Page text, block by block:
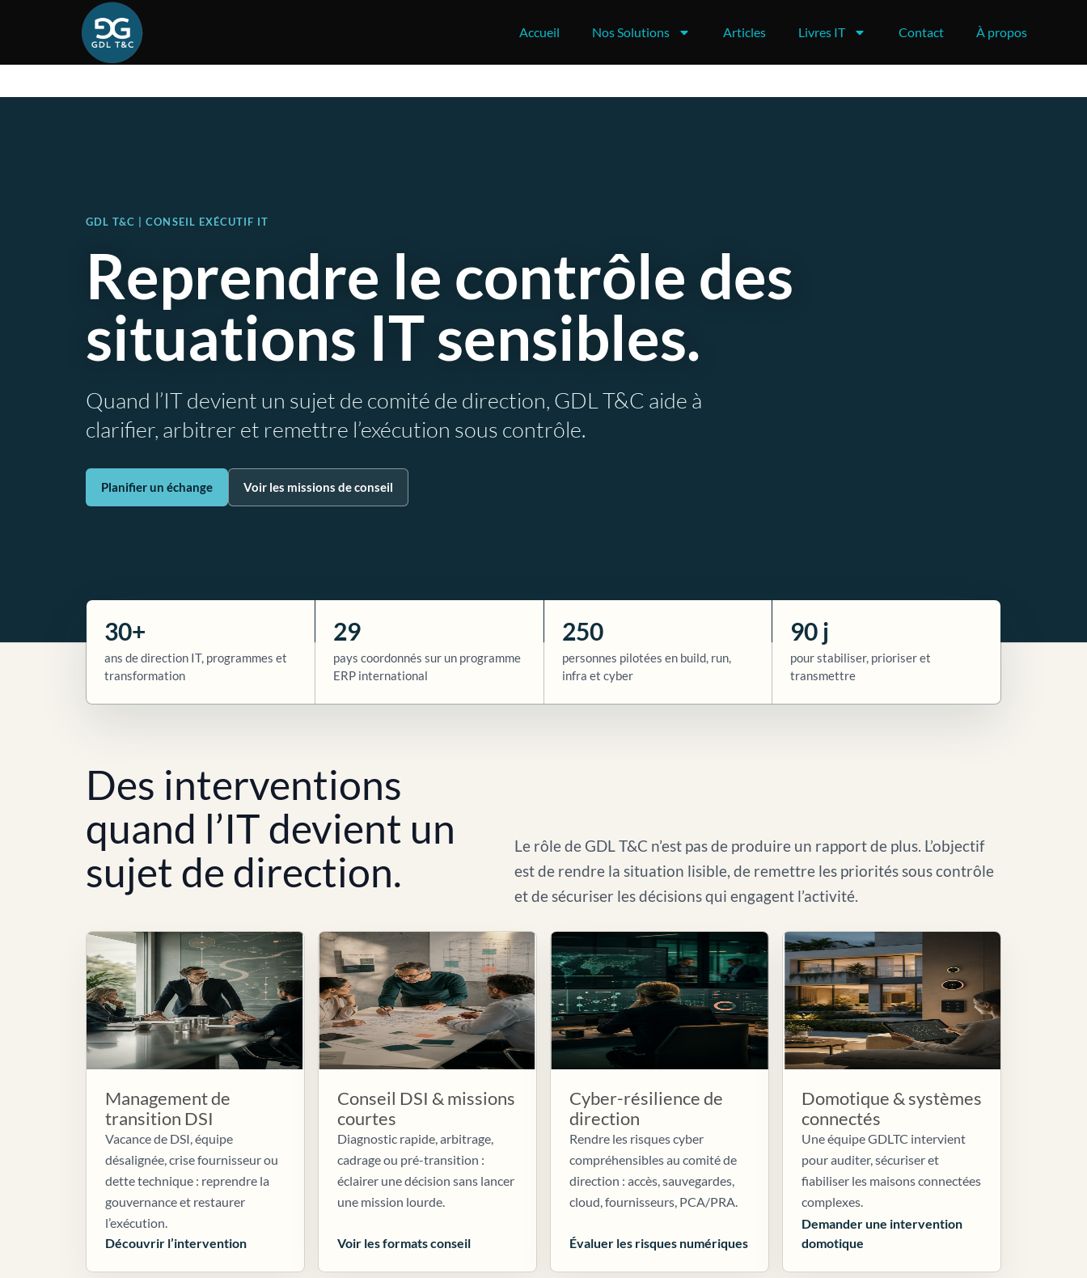
Accueil Nos Solutions Articles Livres IT Contact À propos
GDL T&C | CONSEIL EXÉCUTIF IT
Reprendre le contrôle des
situations IT sensibles.
Quand l’IT devient un sujet de comité de direction, GDL T&C aide à
clarifier, arbitrer et remettre l’exécution sous contrôle.
Planifier un échange Voir les missions de conseil
30+
ans de direction IT, programmes et
transformation
29
pays coordonnés sur un programme
ERP international
250
personnes pilotées en build, run,
infra et cyber
90 j
pour stabiliser, prioriser et
transmettre
Des interventions
quand l’IT devient un
sujet de direction.
Le rôle de GDL T&C n’est pas de produire un rapport de plus. L’objectif
est de rendre la situation lisible, de remettre les priorités sous contrôle
et de sécuriser les décisions qui engagent l’activité.
Management de
transition DSI
Vacance de DSI, équipe
désalignée, crise fournisseur ou
dette technique : reprendre la
gouvernance et restaurer
l’exécution.
Découvrir l’intervention
Conseil DSI & missions
courtes
Diagnostic rapide, arbitrage,
cadrage ou pré-transition :
éclairer une décision sans lancer
une mission lourde.
Voir les formats conseil
Cyber-résilience de
direction
Rendre les risques cyber
compréhensibles au comité de
direction : accès, sauvegardes,
cloud, fournisseurs, PCA/PRA.
Évaluer les risques numériques
Domotique & systèmes
connectés
Une équipe GDLTC intervient
pour auditer, sécuriser et
fiabiliser les maisons connectées
complexes.
Demander une intervention
domotique